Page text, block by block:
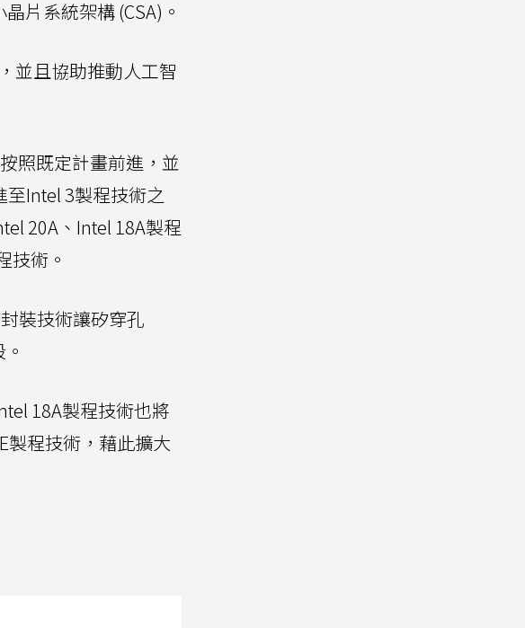
片系統架構 (CSA)。
並且協助推動人工智
照既定計畫前進，並
至Intel 3製程技術之
20A、Intel 18A製程
技術。
裝技術讓矽穿孔
18A製程技術也將
製程技術，藉此擴大